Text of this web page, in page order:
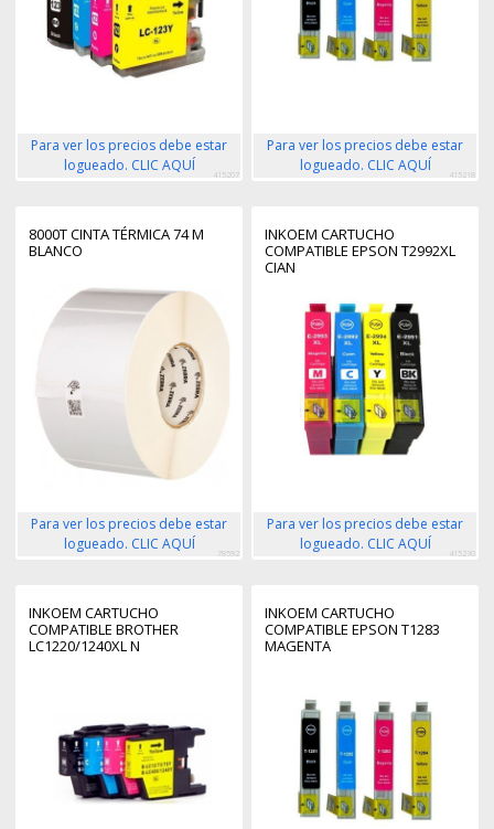
Para ver los precios debe estar
logueado. CLIC AQUÍ
415207
Para ver los precios debe estar
logueado. CLIC AQUÍ
415218
8000T CINTA TÉRMICA 74 M
BLANCO
Para ver los precios debe estar
logueado. CLIC AQUÍ
78592
INKOEM CARTUCHO
COMPATIBLE EPSON T2992XL
CIAN
Para ver los precios debe estar
logueado. CLIC AQUÍ
415230
INKOEM CARTUCHO
COMPATIBLE BROTHER
LC1220/1240XL N
INKOEM CARTUCHO
COMPATIBLE EPSON T1283
MAGENTA